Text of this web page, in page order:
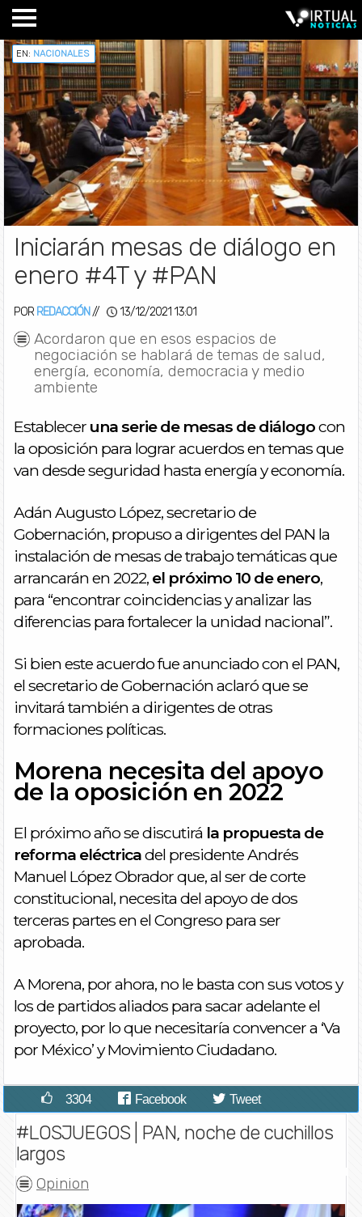
EN: NACIONALES
Iniciarán mesas de diálogo en
enero #4T y #PAN
POR REDACCIÓN // 13/12/2021 13:01
Acordaron que en esos espacios de
negociación se hablará de temas de salud,
energía, economía, democracia y medio
ambiente
Establecer una serie de mesas de diálogocon
la oposición para lograr acuerdos en temas que
van desde seguridad hasta energía y economía.
Adán Augusto López, secretario de
Gobernación, propuso a dirigentes del PAN la
instalación de mesas de trabajo temáticas que
arrancarán en 2022, el próximo 10 de enero,
para “encontrar coincidencias y analizar las
diferencias para fortalecer la unidad nacional”.
Si bien este acuerdo fue anunciado con el PAN,
el secretario de Gobernación aclaró que se
invitará también a dirigentes de otras
formaciones políticas.
Morena necesita del apoyo
de la oposición en 2022
El próximo año se discutirá la propuesta de
reforma eléctricadel presidente Andrés
Manuel López Obrador que, al ser de corte
constitucional, necesita del apoyo de dos
terceras partes en el Congreso para ser
aprobada.
A Morena, por ahora, no le basta con sus votos y
los de partidos aliados para sacar adelante el
proyecto, por lo que necesitaría convencer a ‘Va
por México’ y Movimiento Ciudadano.
3304 Facebook Tweet
#LOSJUEGOS | PAN, noche de cuchillos
largos
Opinion